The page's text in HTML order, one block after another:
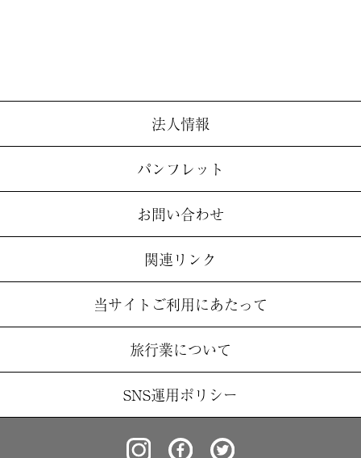
法人情報
パンフレット
お問い合わせ
関連リンク
当サイトご利用にあたって
旅行業について
SNS運用ポリシー